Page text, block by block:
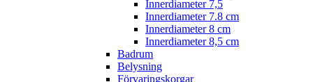
Innerdiameter 7,5
Innerdiameter 7.8 cm
Innerdiameter 8 cm
Innerdiameter 8,5 cm
Badrum
Belysning
Förvaringskorgar